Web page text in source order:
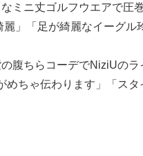
ミニ丈ゴルフウエアで圧
」「足が綺麗なイーグル
腹ちらコーデでNiziUのラ
めちゃ伝わります」「スタ